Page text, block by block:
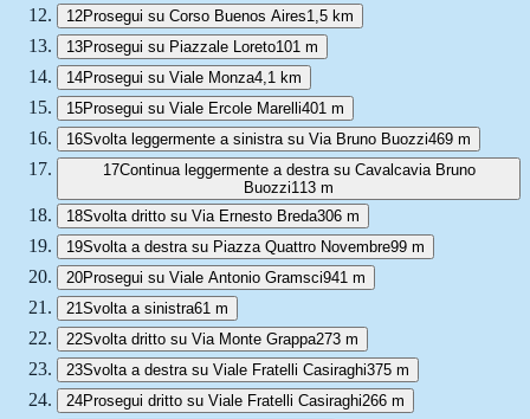
12Prosegui su Corso Buenos Aires1,5 km
13Prosegui su Piazzale Loreto101 m
14Prosegui su Viale Monza4,1 km
15Prosegui su Viale Ercole Marelli401 m
16Svolta leggermente a sinistra su Via Bruno Buozzi469 m
17Continua leggermente a destra su Cavalcavia Bruno
Buozzi113 m
18Svolta dritto su Via Ernesto Breda306 m
19Svolta a destra su Piazza Quattro Novembre99 m
20Prosegui su Viale Antonio Gramsci941 m
21Svolta a sinistra61 m
22Svolta dritto su Via Monte Grappa273 m
23Svolta a destra su Viale Fratelli Casiraghi375 m
24Prosegui dritto su Viale Fratelli Casiraghi266 m